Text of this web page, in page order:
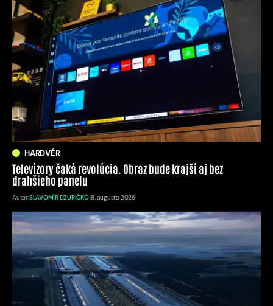
HARDVÉR
Televízory čaká revolúcia. Obraz bude krajší aj bez
drahšieho panelu
Autor:SLAVOMÍR DZURIČKO 8. augusta 2026